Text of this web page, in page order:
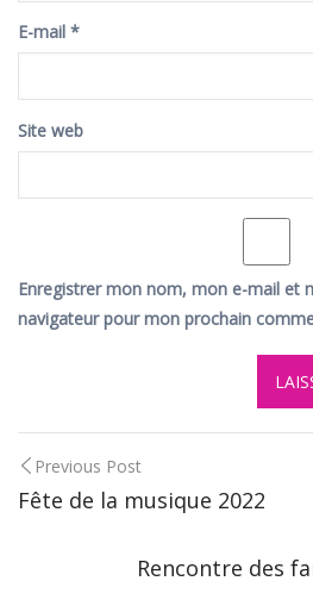
E-mail *
Site web
Enregistrer mon nom, mon e-mail et
navigateur pour mon prochain
Post
navigation
Previous Post
Fête de la musique 2022
Rencontre des